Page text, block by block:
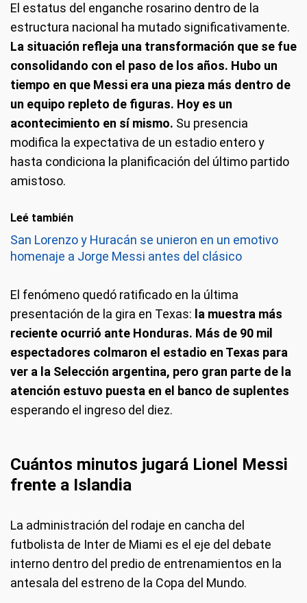
El estatus del enganche rosarino dentro de la
estructura nacional ha mutado significativamente.
La situación refleja una transformación que se fue
consolidando con el paso de los años. Hubo un
tiempo en que Messi era una pieza más dentro de
un equipo repleto de figuras. Hoy es un
acontecimiento en sí mismo. Su presencia
modifica la expectativa de un estadio entero y
hasta condiciona la planificación del último partido
amistoso.
Leé también
San Lorenzo y Huracán se unieron en un emotivo
homenaje a Jorge Messi antes del clásico
El fenómeno quedó ratificado en la última
presentación de la gira en Texas: la muestra más
reciente ocurrió ante Honduras. Más de 90 mil
espectadores colmaron el estadio en Texas para
ver a la Selección argentina, pero gran parte de la
atención estuvo puesta en el banco de suplentes
esperando el ingreso del diez.
Cuántos minutos jugará Lionel Messi
frente a Islandia
La administración del rodaje en cancha del
futbolista de Inter de Miami es el eje del debate
interno dentro del predio de entrenamientos en la
antesala del estreno de la Copa del Mundo.